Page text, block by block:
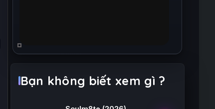
Bạn không biết xem gì ?